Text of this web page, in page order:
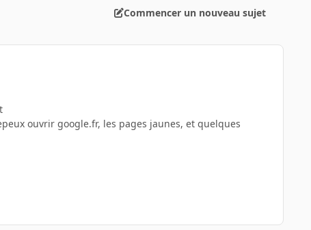
Commencer un nouveau sujet
ouvrir google.fr, les pages jaunes, et quelques